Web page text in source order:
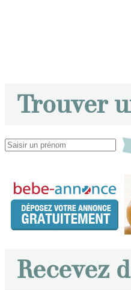
Trouver
Recevez